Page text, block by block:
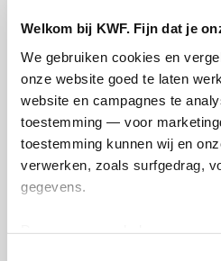
Welkom bij KWF. Fijn dat je
We gebruiken cookies en
onze website goed te laten
website en campagnes te
toestemming — voor
toestemming kunnen wij en
verwerken, zoals surfgedrag,
gegevens.
Lily's